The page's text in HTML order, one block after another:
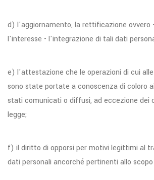
d) l'aggiornamento, la rettificazione ovvero
l'interesse - l'integrazione di tali dati
e) l'attestazione che le operazioni di cui
sono state portate a conoscenza di coloro
stati comunicati o diffusi, ad eccezione dei
legge;
f) il diritto di opporsi per motivi legittimi al
dati personali ancorché pertinenti allo